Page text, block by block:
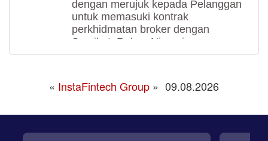
« InstaFintech Group » 09.08.2026